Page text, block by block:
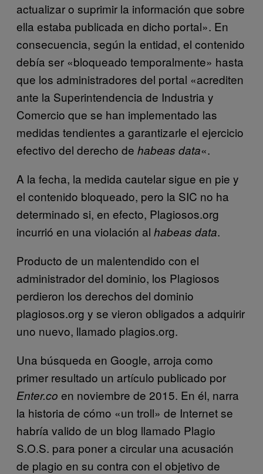
actualizar o suprimir la información que sobre
ella estaba publicada en dicho portal». En
consecuencia, según la entidad, el contenido
debía ser «bloqueado temporalmente» hasta
que los administradores del portal «acrediten
ante la Superintendencia de Industria y
Comercio que se han implementado las
medidas tendientes a garantizarle el ejercicio
efectivo del derecho de habeas data«.
A la fecha, la medida cautelar sigue en pie y
el contenido bloqueado, pero la SIC no ha
determinado si, en efecto, Plagiosos.org
incurrió en una violación al habeas data.
Producto de un malentendido con el
administrador del dominio, los Plagiosos
perdieron los derechos del dominio
plagiosos.org y se vieron obligados a adquirir
uno nuevo, llamado plagios.org.
Una búsqueda en Google, arroja como
primer resultado un artículo publicado por
Enter.co en noviembre de 2015. En él, narra
la historia de cómo «un troll» de Internet se
habría valido de un blog llamado Plagio
S.O.S. para poner a circular una acusación
de plagio en su contra con el objetivo de